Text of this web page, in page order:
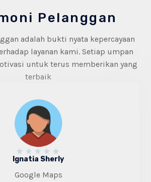
Pelanggan
adalah bukti nyata kepercayaan
layanan kami. Setiap umpan
untuk terus memberikan yang
terbaik
★ ★ ★ ★ ★
Ignatia Sherly
Google Maps